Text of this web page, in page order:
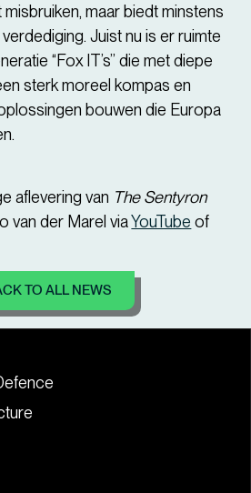
maar biedt minstens
Juist nu is er ruimte
“Fox IT’s” die met diepe
sterk moreel kompas en
bouwen die Europa
aflevering van The Sentyron
van der Marel viaYouTube of
TO ALL NEWS